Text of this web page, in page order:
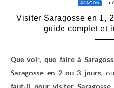
ARAGON 5
Visiter Saragosse en 1,
guide complet et
Que voir, que faire à
Saragosse en 2 ou 3 jours,